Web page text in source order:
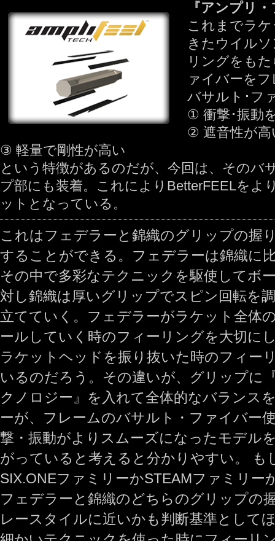
『アンプリ
これまでラ
きたウイル
リングをも
ァイバーを
バサルト･フ
① 衝撃･振動
② 遮音性が高
③ 軽量で剛性が高い
という特徴があるのだが、今回は、そのバ
プ部にも装着。これによりBetterFEELをよ
ットとなっている。
これはフェデラーと錦織のグリップの握
することができる。フェデラーは錦織に
その中で多彩なテクニックを駆使してボ
対し錦織は厚いグリップでスピン回転を
立てていく。フェデラーがラケット全体
ールしていく時のフィーリングを大切に
ラケットヘッドを振り抜いた時のフィー
いるのだろう。その違いが、グリップに
クノロジー』を入れて全体的なバランス
ーが、フレームのバサルト・ファイバー
撃・振動がよりスムーズになったモデル
がっていると考えると分かりやすい。 も
SIX.ONEファミリーかSTEAMファミリー
フェデラーと錦織のどちらのグリップの
レースタイルに近いかも判断基準として